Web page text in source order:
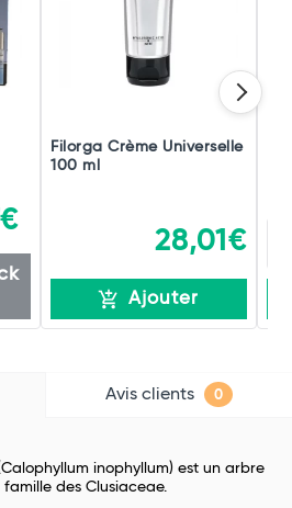
Filorga Crème Universelle
100 ml
28,01€
Ajouter
Avis clients 0
inophyllum) est un arbre
des Clusiaceae.